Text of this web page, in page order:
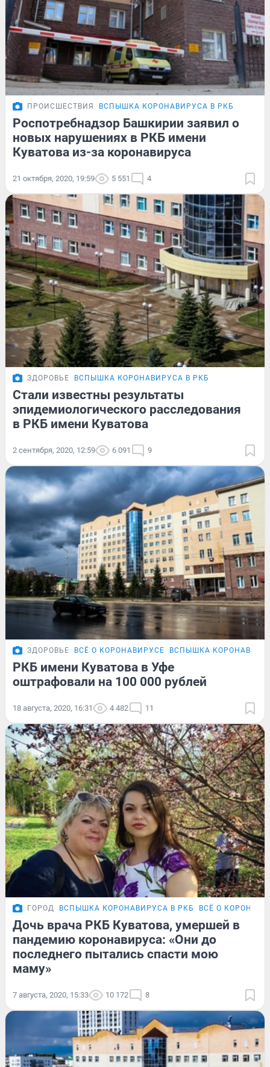
ПРОИСШЕСТВИЯ ВСПЫШКА КОРОНАВИРУСА В РКБ
Роспотребнадзор Башкирии заявил о
новых нарушениях в РКБ имени
Куватова из-за коронавируса
21 октября, 2020, 19:59 5 551 4
ЗДОРОВЬЕ ВСПЫШКА КОРОНАВИРУСА В РКБ
Стали известны результаты
эпидемиологического расследования
в РКБ имени Куватова
2 сентября, 2020, 12:59 6 091 9
ЗДОРОВЬЕ ВСЁ О КОРОНАВИРУСЕ ВСПЫШКА
РКБ имени Куватова в Уфе
оштрафовали на 100 000 рублей
18 августа, 2020, 16:31 4 482 11
ГОРОД ВСПЫШКА КОРОНАВИРУСА В РКБ ВСЁ О
Дочь врача РКБ Куватова, умершей в
пандемию коронавируса: «Они до
последнего пытались спасти мою
маму»
7 августа, 2020, 15:33 10 172 8